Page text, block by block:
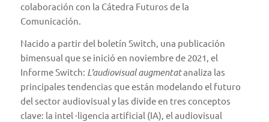
colaboración con la Cátedra Futuros de la
Comunicación.
Nacido a partir del boletín Switch, una publicación
bimensual que se inició en noviembre de 2021, el
Informe Switch: L’audiovisual augmentatanaliza las
principales tendencias que están modelando el futuro
del sector audiovisual y las divide en tres conceptos
clave: la intel ·ligencia artificial (IA), el audiovisual